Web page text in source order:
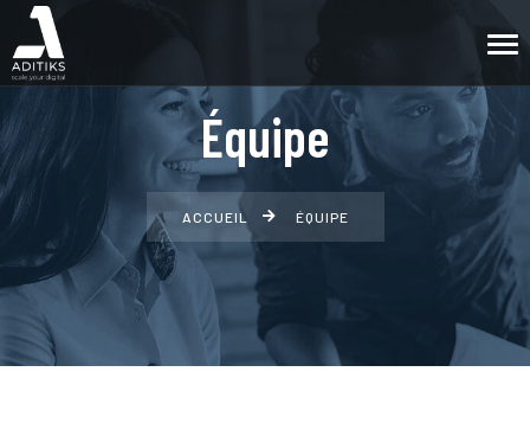
Équipe
ACCUEIL ÉQUIPE